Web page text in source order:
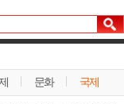
문화 국제